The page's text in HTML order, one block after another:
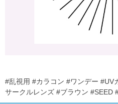
#乱視用 #カラコン #ワンデー #UV
サークルレンズ #ブラウン #SEED